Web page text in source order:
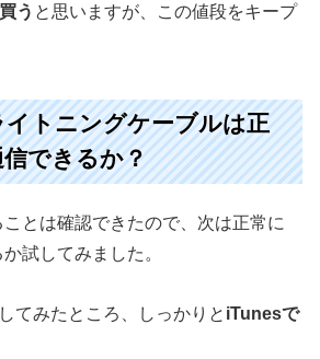
う と思いますが、この値段をキープ
トニングケーブルは正
できるか？
とは確認できたので、次は正常に
試してみました。
てみたところ、しっかりと iTunesで